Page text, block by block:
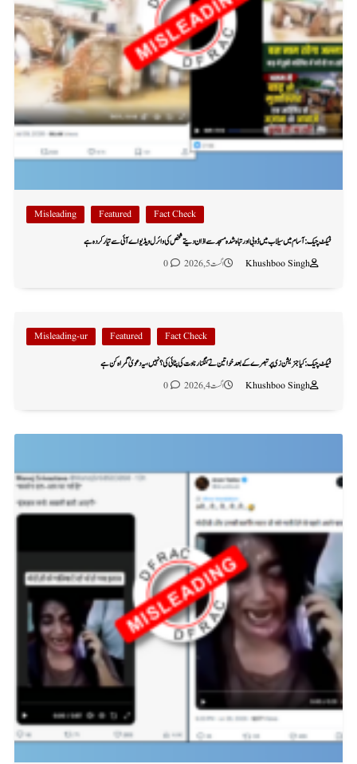
Fact Check
Featured
Misleading
فیکٹ چیک: آسام میں سیلاب میں ڈوبی اور تباہ شدہ مسجد سے اذان دیتے شخص کی وائرل ویڈیو اے آئی سے تیار کردہ ہے
Khushboo Singh
اگست 5, 2026 0
Fact Check
Featured
Misleading-ur
فیکٹ چیک: کیا جنریشن زی پر تبصرے کے بعد خواتین نے کنگنا رناوت کی پٹائی کی؟ نہیں، یہ دعویٰ گمراہ کن ہے
Khushboo Singh
اگست 4, 2026 0